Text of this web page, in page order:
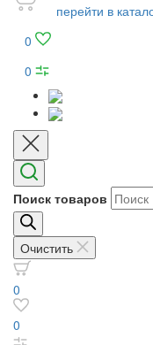
перейти в
0
0
Поиск товаров
Очистить
0
0